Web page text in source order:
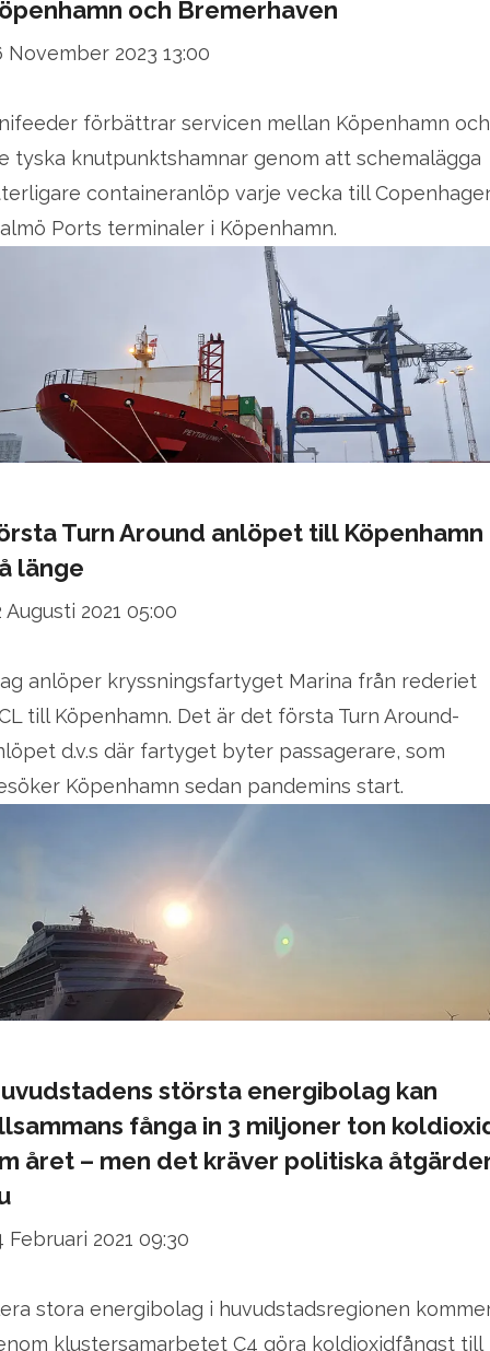
och Bremerhaven
November 2023 13:00
förbättrar servicen mellan Köpenhamn och
tyska knutpunktshamnar genom att schemalägga
containeranlöp varje vecka till
Ports terminaler i Köpenhamn.
Turn Around anlöpet till Köpenhamn
länge
Augusti 2021 05:00
anlöper kryssningsfartyget Marina från rederiet
till Köpenhamn. Det är det första Turn Around-
d.v.s där fartyget byter passagerare, som
Köpenhamn sedan pandemins start.
största energibolag kan
fånga in 3 miljoner ton
året – men det kräver politiska
Februari 2021 09:30
stora energibolag i huvudstadsregionen
klustersamarbetet C4 göra koldioxidfångst till